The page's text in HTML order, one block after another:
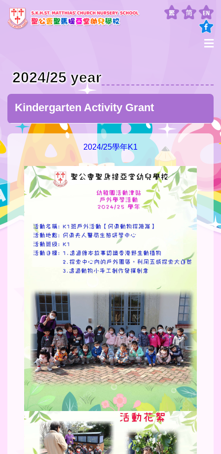
2024/25 year
Kindergarten Activity Grant
2024/25學年K1